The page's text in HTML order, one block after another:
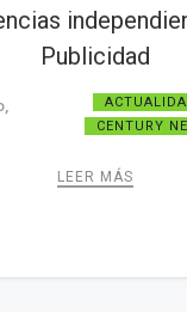
Publicidad
CENTURY
LEER MÁS